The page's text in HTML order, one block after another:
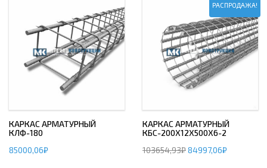
КАРКАС АРМАТУРНЫЙ
КЛФ-180
85000,06₽
РАСПРОДАЖА!
КАРКАС АРМАТУРНЫЙ
КБС-200Х12Х500Х6-2
103654,93₽84997,06₽